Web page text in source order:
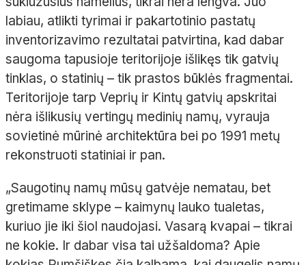
labiau, atlikti tyrimai ir pakartotinio pastatų
inventorizavimo rezultatai patvirtina, kad dabar
saugoma tapusioje teritorijoje išlikęs tik gatvių
tinklas, o statinių – tik prastos būklės fragmentai.
Teritorijoje tarp Veprių ir Kintų gatvių apskritai
nėra išlikusių vertingų medinių namų, vyrauja
sovietinė mūrinė architektūra bei po 1991 metų
rekonstruoti statiniai ir pan.
„Saugotinų namų mūsų gatvėje nematau, bet
gretimame sklype – kaimynų lauko tualetas,
kuriuo jie iki šiol naudojasi. Vasarą kvapai – tikrai
ne kokie. Ir dabar visa tai užšaldoma? Apie